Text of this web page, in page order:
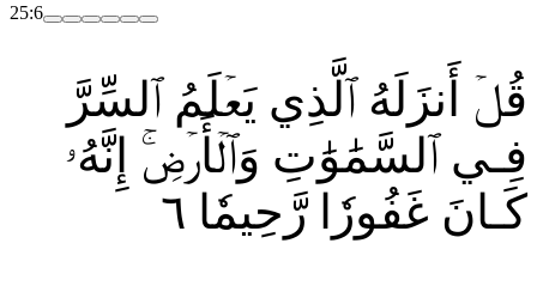
25:6
قُلۡ أَنزَلَهُ ٱلَّذِي يَعۡلَمُ ٱلسِّرَّ
فِـي ٱلسَّمَٰوَٰتِ وَٱلۡأَرۡضِۚ إِنَّهُۥ
كَـانَ غَفُورٗا رَّحِيمٗا ٦